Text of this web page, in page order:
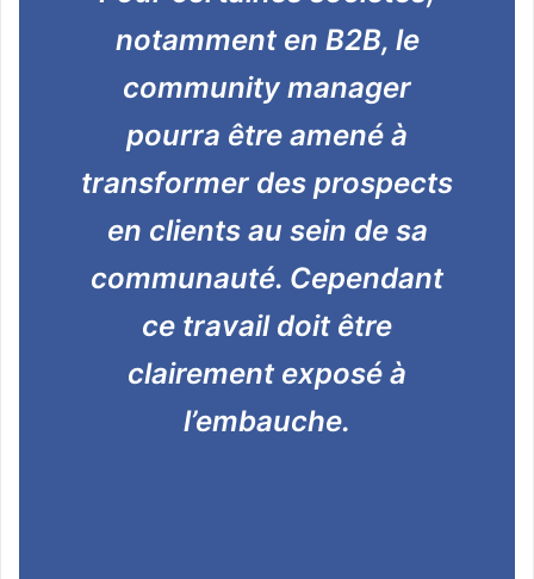
notamment en B2B, le
community manager
pourra être amené à
transformer des prospects
en clients au sein de sa
communauté. Cependant
ce travail doit être
clairement exposé à
l’embauche.